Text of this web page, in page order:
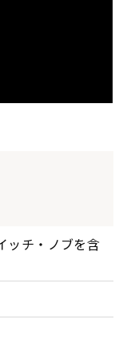
ッチ・ノブを含